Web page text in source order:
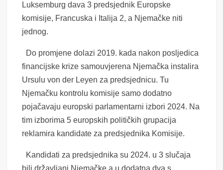
Luksemburg dava 3 predsjednik Europske
komisije, Francuska i Italija 2, a Njemačke niti
jednog.
Do promjene dolazi 2019. kada nakon posljedica
financijske krize samouvjerena Njemačka instalira
Ursulu von der Leyen za predsjednicu. Tu
Njemačku kontrolu komisije samo dodatno
pojačavaju europski parlamentarni izbori 2024. Na
tim izborima 5 europskih političkih grupacija
reklamira kandidate za predsjednika Komisije.
Kandidati za predsjednika su 2024. u 3 slučaja